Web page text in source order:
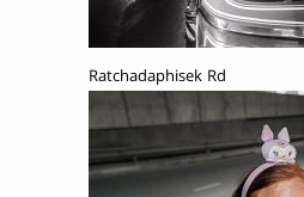
Ratchadaphisek Rd